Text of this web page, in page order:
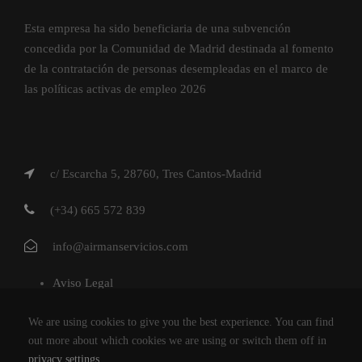
Esta empresa ha sido beneficiaria de una subvención
concedida por la Comunidad de Madrid destinada al fomento
de la contratación de personas desempleadas en el marco de
las políticas activas de empleo 2026
c/ Escarcha 5, 28760, Tres Cantos-Madrid
(+34) 665 572 839
info@airmanservicios.com
Aviso Legal
Política de Cookies
We are using cookies to give you the best experience. You can find
out more about which cookies we are using or switch them off in
privacy settings